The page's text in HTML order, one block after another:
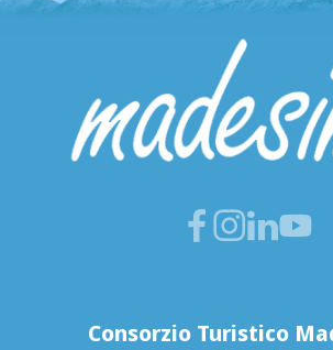
Consorzio Turistico